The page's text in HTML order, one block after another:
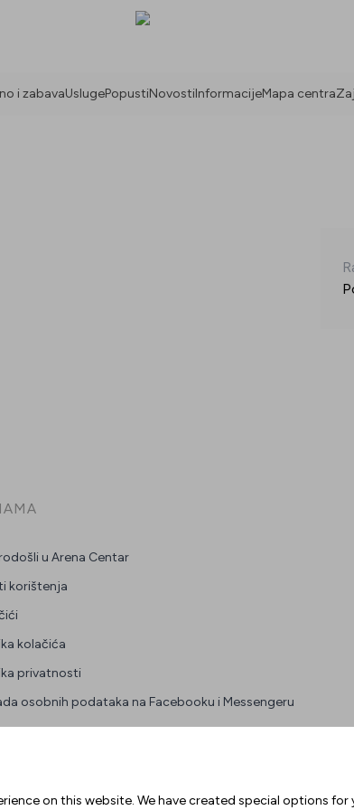
i zabavaUslugePopustiNovostiInformacijeMapa centra
on this website. We have created special options
u Arena Centar
korištenja
kolačića
privatnosti
osobnih podataka na Facebooku i Messengeru